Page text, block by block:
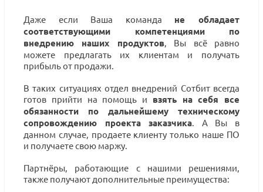
Даже если Ваша команда не обладает
соответствующими компетенциями по
внедрению наших продуктов, Вы всё равно
можете предлагать их клиентам и получать
прибыль от продажи.
В таких ситуациях отдел внедрений Сотбит всегда
готов прийти на помощь и взять на себя все
обязанности по дальнейшему техническому
сопровождению проекта заказчика . А Вы в
данном случае, продаете клиенту только наше ПО
и получаете свою маржу.
Партнёры, работающие с нашими решениями,
также получают дополнительные преимущества: